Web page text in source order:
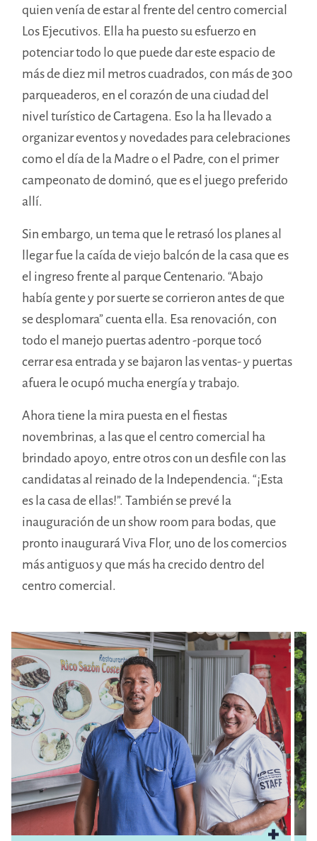
quien venía de estar al frente del centro comercial
Los Ejecutivos. Ella ha puesto su esfuerzo en
potenciar todo lo que puede dar este espacio de
más de diez mil metros cuadrados, con más de 300
parqueaderos, en el corazón de una ciudad del
nivel turístico de Cartagena. Eso la ha llevado a
organizar eventos y novedades para celebraciones
como el día de la Madre o el Padre, con el primer
campeonato de dominó, que es el juego preferido
allí.
Sin embargo, un tema que le retrasó los planes al
llegar fue la caída de viejo balcón de la casa que es
el ingreso frente al parque Centenario. “Abajo
había gente y por suerte se corrieron antes de que
se desplomara” cuenta ella. Esa renovación, con
todo el manejo puertas adentro -porque tocó
cerrar esa entrada y se bajaron las ventas- y puertas
afuera le ocupó mucha energía y trabajo.
Ahora tiene la mira puesta en el fiestas
novembrinas, a las que el centro comercial ha
brindado apoyo, entre otros con un desfile con las
candidatas al reinado de la Independencia. “¡Esta
es la casa de ellas!”. También se prevé la
inauguración de un show room para bodas, que
pronto inaugurará Viva Flor, uno de los comercios
más antiguos y que más ha crecido dentro del
centro comercial.